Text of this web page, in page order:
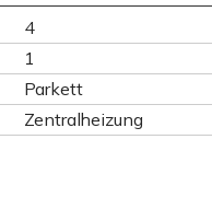
4
1
Parkett
Zentralheizung